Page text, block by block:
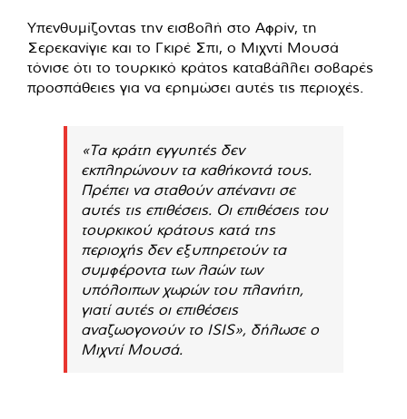
Υπενθυμίζοντας την εισβολή στο Αφρίν, τη
Σερεκανίγιε και το Γκιρέ Σπι, ο Μιχντί Μουσά
τόνισε ότι το τουρκικό κράτος καταβάλλει σοβαρές
προσπάθειες για να ερημώσει αυτές τις περιοχές.
«Τα κράτη εγγυητές δεν
εκπληρώνουν τα καθήκοντά τους.
Πρέπει να σταθούν απέναντι σε
αυτές τις επιθέσεις. Οι επιθέσεις του
τουρκικού κράτους κατά της
περιοχής δεν εξυπηρετούν τα
συμφέροντα των λαών των
υπόλοιπων χωρών του πλανήτη,
γιατί αυτές οι επιθέσεις
αναζωογονούν το ISIS», δήλωσε ο
Μιχντί Μουσά.